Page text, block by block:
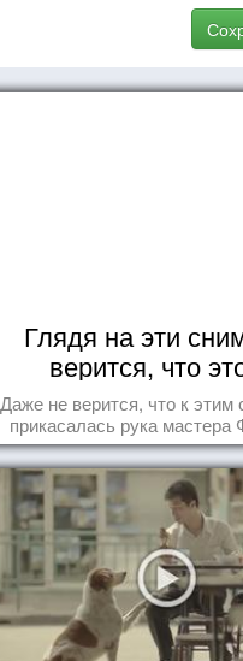
Глядя на эти
верится, что
Фотошоп!
Даже не верится, что к этим
прикасалась рука мастера